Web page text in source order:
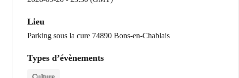
Lieu
Parking sous la cure 74890 Bons-en-Chablais
Types d’évènements